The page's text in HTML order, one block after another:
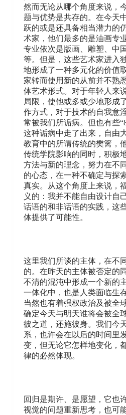
然而无论从哪个角度来说，
题与优势是共存的。在今天
跃的或是还具备相当潜力的
术家，他们最多的是油画专
专业依次是版画、雕塑、中
等。但是，这些艺术家进入
地形成了一种多元化的价值
家转而使用新的从前并不熟
体艺术形式。对于年轻人来
局限，使他或多或少地形成
作方式，对于技术的自我意
常被我们所诟病。但也有些
这种诟病中走了出来，自由
教育中的所谓传统的樊篱，
传统学院影响的同时，积极
方法与新的理念，努力在不
的心态，在一种不确定与探
真实。从这个角度上来说，
义的：我并不能自由设计自
话语的和非话语的实践，这
体提供了可能性。
这里我们所谈的主体，在不
的。在昨天的主体被否定的
不清的混沌中形成一个新的
一体化中，也是人类面临生
当然也有着强权政治及被全
确定今天与明天谁将会被全
彼之道，还施彼身。我们今
系，也许会在以后的时间里
变，但无论它怎样地变化，
律的必然体现。
回归是期许、是愿望，它也
视觉的问题重新思考，也可